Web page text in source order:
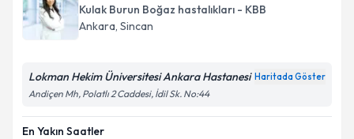
Kulak Burun Boğaz hastalıkları - KBB
Ankara, Sincan
Lokman Hekim Üniversitesi Ankara Hastanesi Haritada Göster
Andiçen Mh, Polatlı 2 Caddesi, İdil Sk. No:44
En Yakın Saatler